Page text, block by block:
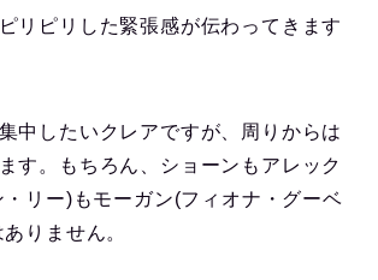
リピリした緊張感が伝わってきます
中したいクレアですが、周りからは
す。もちろん、ショーンもアレック
・リー)もモーガン(フィオナ・グーベ
りません。